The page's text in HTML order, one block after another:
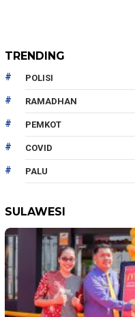
TRENDING
POLISI
RAMADHAN
PEMKOT
COVID
PALU
SULAWESI